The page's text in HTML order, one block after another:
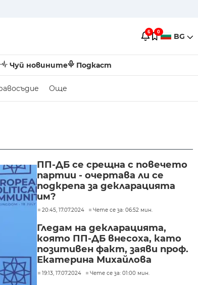
6 0 BG
Чуй новините Подкаст
Още
ПП-ДБ се срещна с повечето
партии - очертава ли се
подкрепа за декларацията
им?
20:45, 17.07.2024 Чете се за: 06:52 мин.
Гледам на декларацията,
която ПП-ДБ внесоха, като
позитивен факт, заяви проф.
Екатерина Михайлова
19:13, 17.07.2024 Чете се за: 01:00 мин.